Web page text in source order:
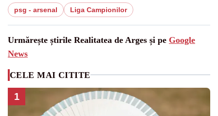
psg - arsenal Liga Campionilor
Urmărește știrile Realitatea de Arges și pe Google
News
CELE MAI CITITE
1